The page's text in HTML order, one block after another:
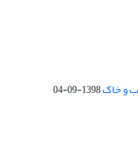
و خاک1398-09-04